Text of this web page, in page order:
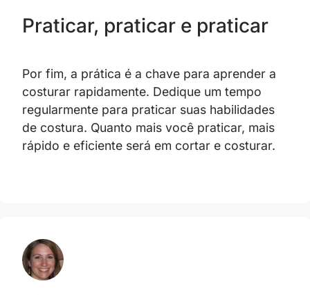
Praticar, praticar e praticar
Por fim, a prática é a chave para aprender a
costurar rapidamente. Dedique um tempo
regularmente para praticar suas habilidades
de costura. Quanto mais você praticar, mais
rápido e eficiente será em cortar e costurar.